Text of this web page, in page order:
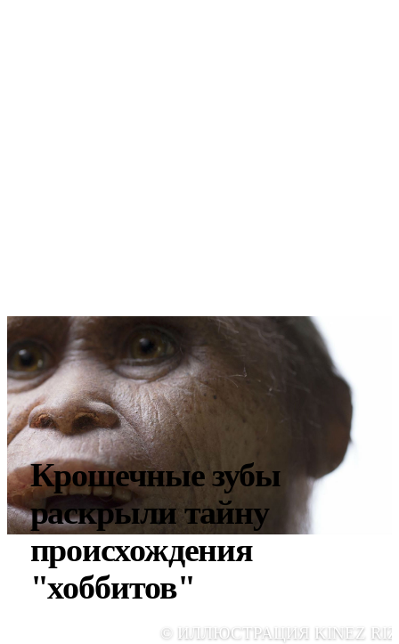
Крошечные зубы
раскрыли тайну
происхождения
"хоббитов"
© ИЛЛЮСТРАЦИЯ KINEZ